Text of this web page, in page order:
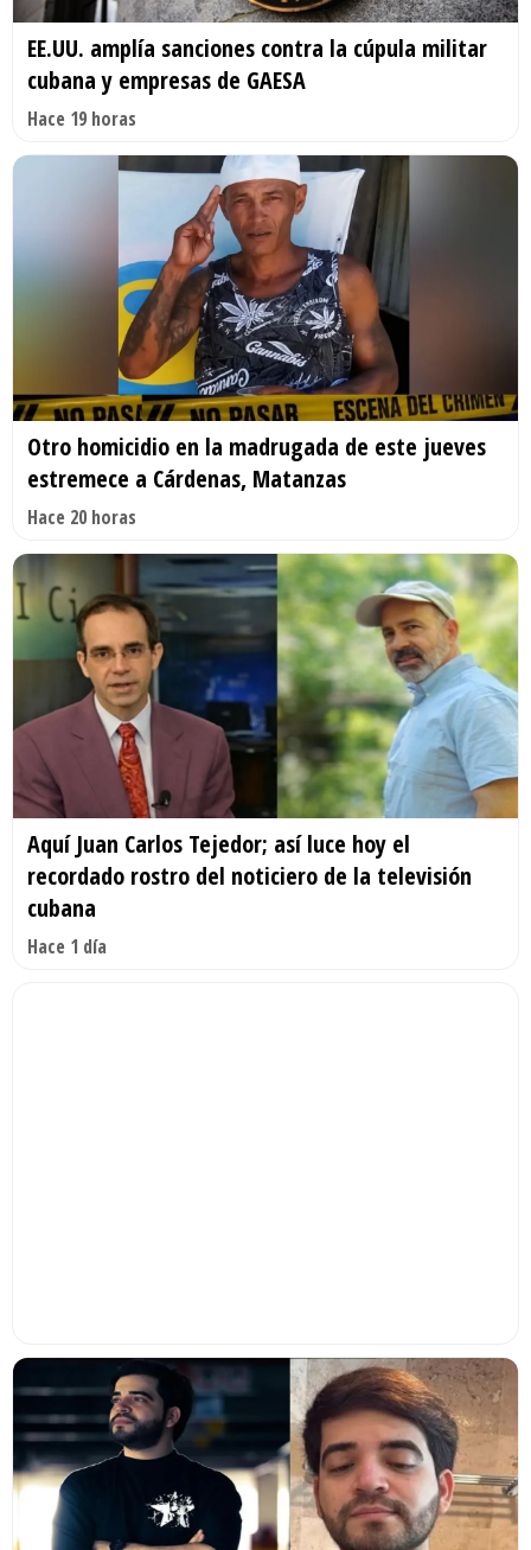
EE.UU. amplía sanciones contra la cúpula militar
cubana y empresas de GAESA
Hace 19 horas
Otro homicidio en la madrugada de este jueves
estremece a Cárdenas, Matanzas
Hace 20 horas
Aquí Juan Carlos Tejedor; así luce hoy el
recordado rostro del noticiero de la televisión
cubana
Hace 1 día